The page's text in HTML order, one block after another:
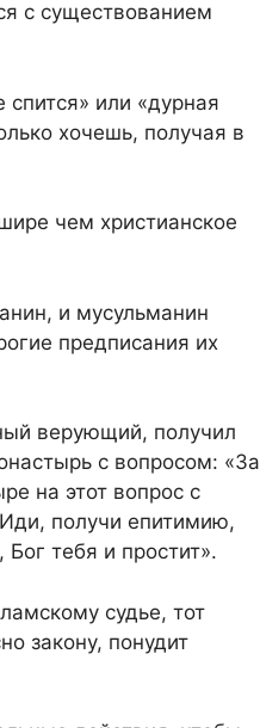
с существованием
или «дурная
хочешь, получая в
чем христианское
и мусульманин
предписания их
верующий, получил
с вопросом: «За
на этот вопрос с
получи епитимию,
тебя и простит».
судье, тот
закону, понудит